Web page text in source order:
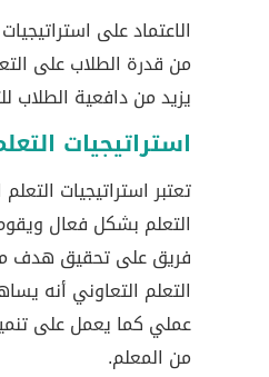
الاعتماد على
من قدرة الطلاب على
يزيد من دافعية الطلاب
استراتيجيات
تعتبر استراتيجيات
التعلم بشكل فعال
فريق على تحقيق هدف
التعلم التعاوني أنه
عملي كما يعمل على
من المعلم.